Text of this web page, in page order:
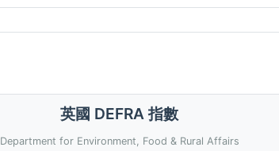
英國 DEFRA 指數
Department for Environment, Food & Rural Affairs